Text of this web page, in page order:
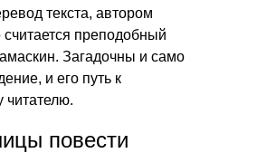
текста, автором
считается преподобный
Загадочны и само
и его путь к
читателю.
повести